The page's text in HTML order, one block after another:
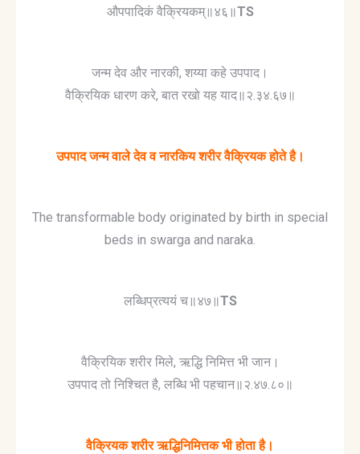
औपपादिकं वैक्रियकम्॥४६॥TS
जन्म देव और नारकी, शय्या कहे उपपाद।
वैक्रियिक धारण करे, बात रखो यह याद॥२.३४.६७॥
उपपाद जन्म वाले देव व नारकिय शरीर वैक्रियक होते है।
The transformable body originated by birth in special
beds in swarga and naraka.
लब्धिप्रत्ययं च॥४७॥TS
वैक्रियिक शरीर मिले, ऋद्धि निमित्त भी जान।
उपपाद तो निश्चित है, लब्धि भी पहचान॥२.४७.८०॥
वैक्रियक शरीर ऋद्धिनिमित्तक भी होता है।